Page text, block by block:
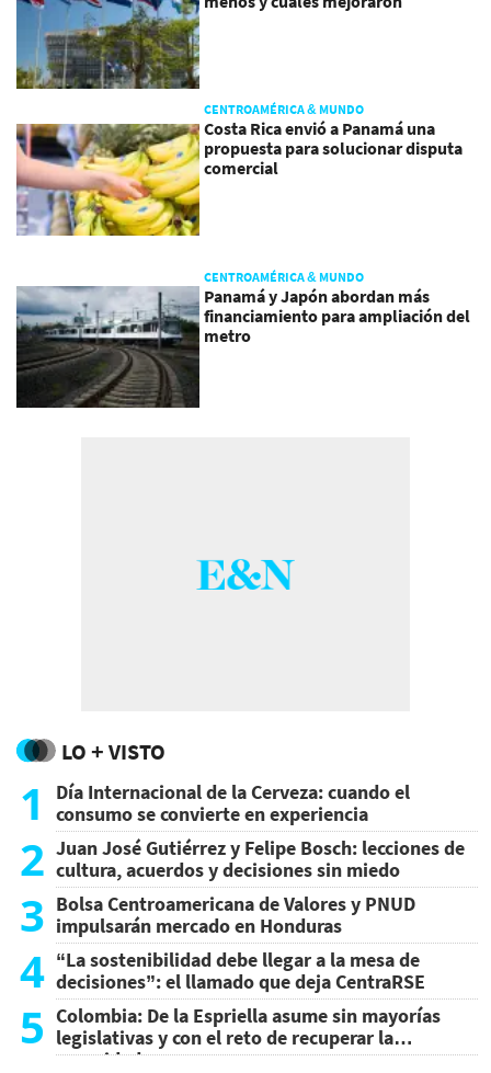
CENTROAMÉRICA & MUNDO
Costa Rica envió a Panamá una
propuesta para solucionar disputa
comercial
CENTROAMÉRICA & MUNDO
Panamá y Japón abordan más
financiamiento para ampliación del
metro
LO + VISTO
1
Día Internacional de la Cerveza: cuando el
consumo se convierte en experiencia
2 Juan José Gutiérrez y Felipe Bosch: lecciones de
cultura, acuerdos y decisiones sin miedo
3 Bolsa Centroamericana de Valores y PNUD
impulsarán mercado en Honduras
4 “La sostenibilidad debe llegar a la mesa de
decisiones”: el llamado que deja CentraRSE
5 Colombia: De la Espriella asume sin mayorías
legislativas y con el reto de recuperar la
seguridad